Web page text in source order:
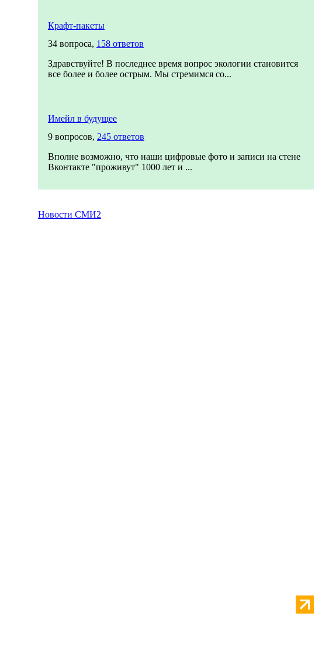
Крафт-пакеты
34 вопроса, 158 ответов
Здравствуйте! В последнее время вопрос экологии становится
все более и более острым. Мы стремимся со...
Имейл в будущее
9 вопросов, 245 ответов
Вполне возможно, что наши цифровые фото и записи на стене
Вконтакте "проживут" 1000 лет и ...
Новости СМИ2